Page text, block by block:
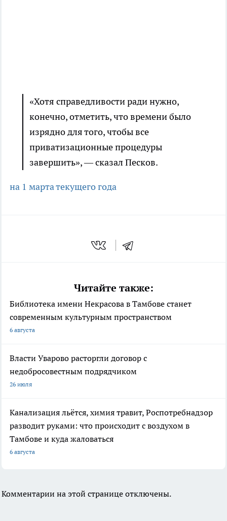
«Хотя справедливости ради нужно,
конечно, отметить, что времени было
изрядно для того, чтобы все
приватизационные процедуры
завершить», — сказал Песков.
на 1 марта текущего года
Читайте также:
Библиотека имени Некрасова в Тамбове станет
современным культурным пространством
6 августа
Власти Уварово расторгли договор с
недобросовестным подрядчиком
26 июля
Канализация льётся, химия травит, Роспотребнадзор
разводит руками: что происходит с воздухом в
Тамбове и куда жаловаться
6 августа
Комментарии на этой странице отключены.